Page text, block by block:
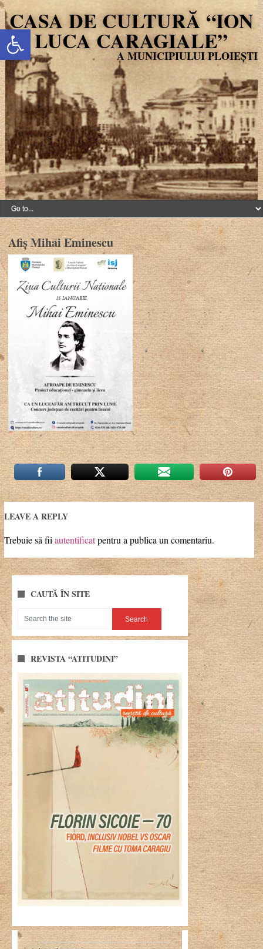
Deschide bara de unelte
CASA DE CULTURĂ “ION
LUCA CARAGIALE”
Afiș Mihai Eminescu
LEAVE A REPLY
Trebuie să fiiautentificatpentru a publica un comentariu.
CAUTĂ ÎN SITE
REVISTA “ATITUDINI”